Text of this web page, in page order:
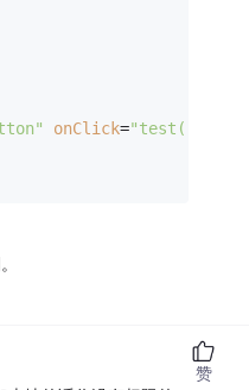
onClick="test()"
赞